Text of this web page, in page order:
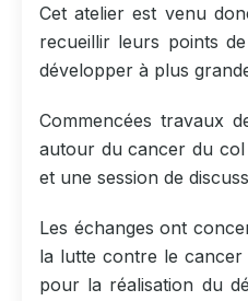
Cet atelier est venu
recueillir leurs points
développer à plus
Commencées travaux
autour du cancer du col
et une session de
Les échanges ont
la lutte contre le cancer
pour la réalisation du